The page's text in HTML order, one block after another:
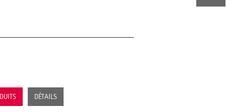
DÉTAILS